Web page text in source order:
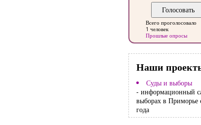
Всего проголосовало
1 человек
Прошлые опросы
Наши
Суды и выборы
- информационный
выборах в Приморье
года